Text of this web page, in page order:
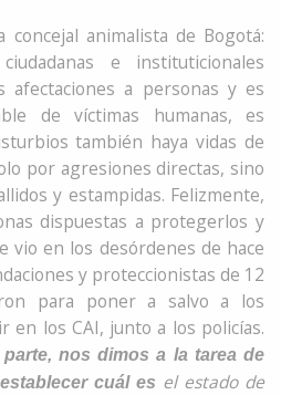
concejal animalista de Bogotá:
e instituticionales
afectaciones a personas y es
de víctimas humanas, es
también haya vidas de
por agresiones directas, sino
y estampidas. Felizmente,
dispuestas a protegerlos y
vio en los desórdenes de hace
y proteccionistas de 12
para poner a salvo a los
en los CAI, junto a los policías.
nos dimos a la tarea de
cuál es el estado de